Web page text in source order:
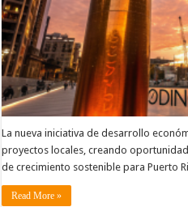
La nueva iniciativa de desarrollo
proyectos locales, creando
de crecimiento sostenible para Puerto
Read More »